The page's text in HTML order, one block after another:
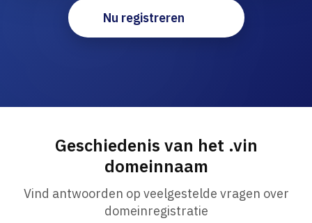
Nu registreren
Geschiedenis van het .vin
domeinnaam
Vind antwoorden op veelgestelde vragen over
domeinregistratie